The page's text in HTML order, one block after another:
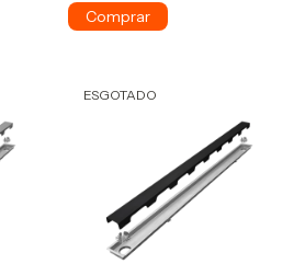
ESGOTADO